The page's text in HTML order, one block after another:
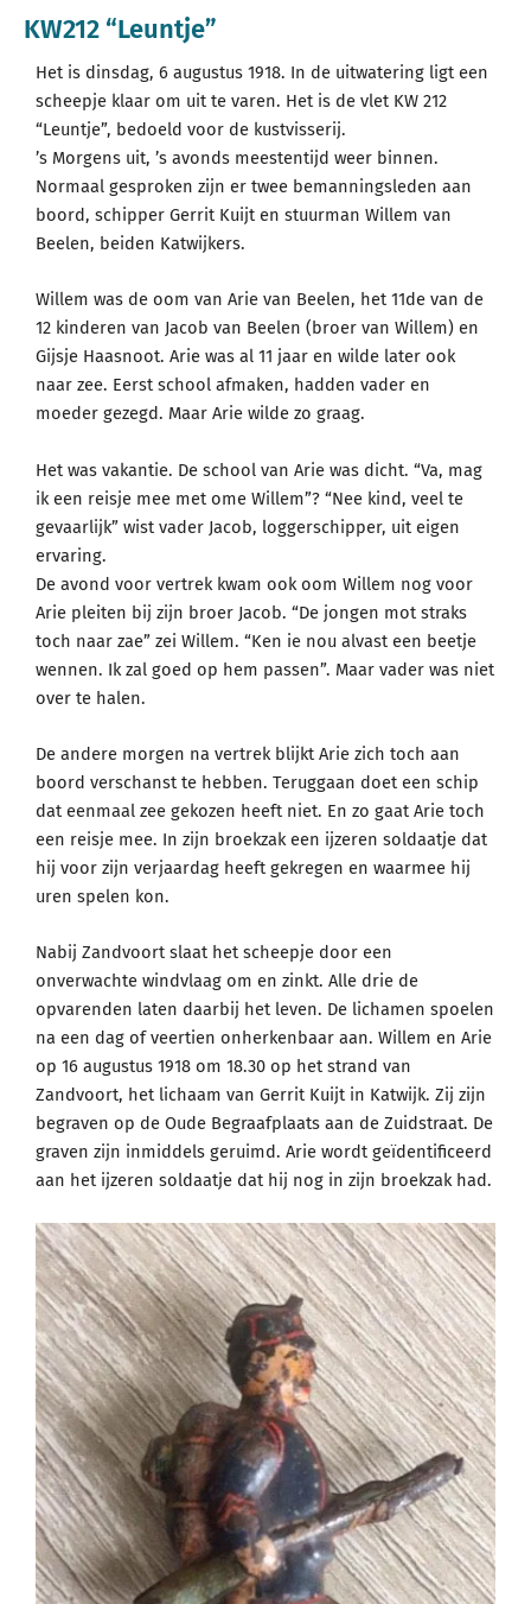
KW212 “Leuntje”
Het is dinsdag, 6 augustus 1918. In de uitwatering ligt een
scheepje klaar om uit te varen. Het is de vlet KW 212
“Leuntje”, bedoeld voor de kustvisserij.
’s Morgens uit, ’s avonds meestentijd weer binnen.
Normaal gesproken zijn er twee bemanningsleden aan
boord, schipper Gerrit Kuijt en stuurman Willem van
Beelen, beiden Katwijkers.
Willem was de oom van Arie van Beelen, het 11de van de
12 kinderen van Jacob van Beelen (broer van Willem) en
Gijsje Haasnoot. Arie was al 11 jaar en wilde later ook
naar zee. Eerst school afmaken, hadden vader en
moeder gezegd. Maar Arie wilde zo graag.
Het was vakantie. De school van Arie was dicht. “Va, mag
ik een reisje mee met ome Willem”? “Nee kind, veel te
gevaarlijk” wist vader Jacob, loggerschipper, uit eigen
ervaring.
De avond voor vertrek kwam ook oom Willem nog voor
Arie pleiten bij zijn broer Jacob. “De jongen mot straks
toch naar zae” zei Willem. “Ken ie nou alvast een beetje
wennen. Ik zal goed op hem passen”. Maar vader was niet
over te halen.
De andere morgen na vertrek blijkt Arie zich toch aan
boord verschanst te hebben. Teruggaan doet een schip
dat eenmaal zee gekozen heeft niet. En zo gaat Arie toch
een reisje mee. In zijn broekzak een ijzeren soldaatje dat
hij voor zijn verjaardag heeft gekregen en waarmee hij
uren spelen kon.
Nabij Zandvoort slaat het scheepje door een
onverwachte windvlaag om en zinkt. Alle drie de
opvarenden laten daarbij het leven. De lichamen spoelen
na een dag of veertien onherkenbaar aan. Willem en Arie
op 16 augustus 1918 om 18.30 op het strand van
Zandvoort, het lichaam van Gerrit Kuijt in Katwijk. Zij zijn
begraven op de Oude Begraafplaats aan de Zuidstraat. De
graven zijn inmiddels geruimd. Arie wordt geïdentificeerd
aan het ijzeren soldaatje dat hij nog in zijn broekzak had.